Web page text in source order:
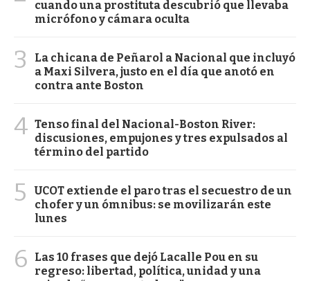
cuando una prostituta descubrió que llevaba
micrófono y cámara oculta
3
La chicana de Peñarol a Nacional que incluyó
a Maxi Silvera, justo en el día que anotó en
contra ante Boston
4 Tenso final del Nacional-Boston River:
discusiones, empujones y tres expulsados al
término del partido
5
UCOT extiende el paro tras el secuestro de un
chofer y un ómnibus: se movilizarán este
lunes
6
Las 10 frases que dejó Lacalle Pou en su
regreso: libertad, política, unidad y una